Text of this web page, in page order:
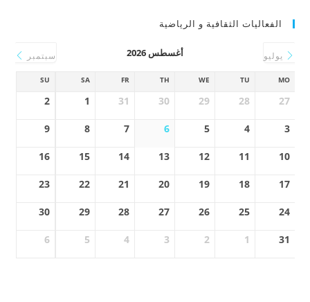
الفعاليات الثقافية و الرياضية
يوليو أغسطس 2026 سبتمبر
MO
TU
WE
TH
FR
SA
SU
27
28
29
30
31
1
2
3
4
5
6
7
8
9
10
11
12
13
14
15
16
17
18
19
20
21
22
23
24
25
26
27
28
29
30
31
1
2
3
4
5
6